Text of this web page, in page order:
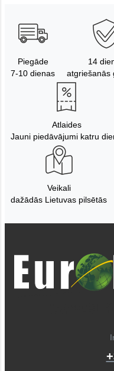
Piegāde
7-10 dienas
14
atgriešanās
Atlaides
Jauni piedāvājumi katru
Veikali
dažādās Lietuvas pilsētās